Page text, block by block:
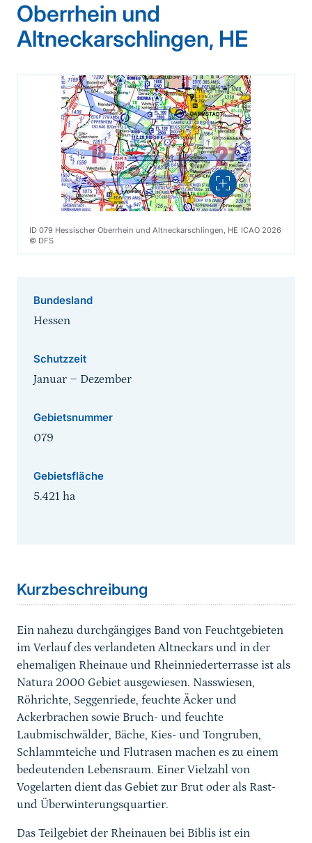
Oberrhein und
Altneckarschlingen, HE
Vergrößern
ID 079 Hessischer Oberrhein und Altneckarschlingen, HE ICAO 2026
© DFS
Bundesland
Hessen
Schutzzeit
Januar ‒ Dezember
Gebietsnummer
079
Gebietsfläche
5.421 ha
Kurzbeschreibung
Ein nahezu durchgängiges Band von Feuchtgebieten
im Verlauf des verlandeten Altneckars und in der
ehemaligen Rheinaue und Rheinniederterrasse ist als
Natura 2000 Gebiet ausgewiesen. Nasswiesen,
Röhrichte, Seggenriede, feuchte Äcker und
Ackerbrachen sowie Bruch- und feuchte
Laubmischwälder, Bäche, Kies- und Tongruben,
Schlammteiche und Flutrasen machen es zu einem
bedeutenden Lebensraum. Einer Vielzahl von
Vogelarten dient das Gebiet zur Brut oder als Rast-
und Überwinterungsquartier.
Das Teilgebiet der Rheinauen bei Biblis ist ein